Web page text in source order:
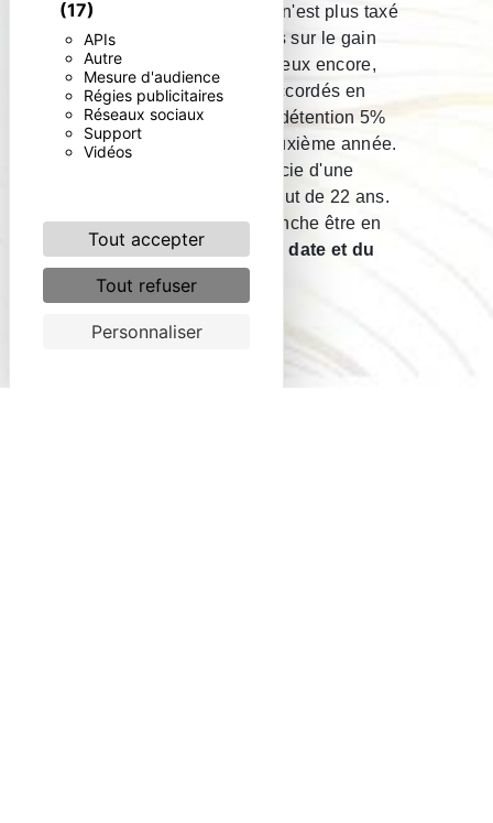
(17)
APIs
Autre
Mesure d'audience
Régies publicitaires
Réseaux sociaux
Support
Vidéos
Tout accepter
Tout refuser
Personnaliser
mécanisme, le vendeur n'est plus taxé
sur le prix de vente mais sur le gain
réellement encaissé. Mieux encore,
des abattements sont accordés en
fonction de la durée de détention 5%
par an au-delà de la deuxième année.
Ainsi, le vendeur bénéficie d'une
exonération totale au bout de 22 ans.
Le vendeur doit en revanche être en
mesure de justifier
de la date et du
prix d'achat.